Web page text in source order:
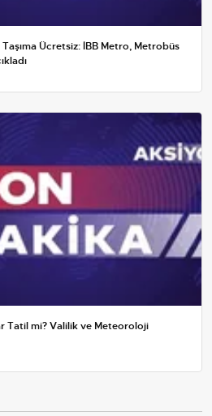
Ücretsiz: İBB Metro, Metrobüs
Tatil mi? Valilik ve Meteoroloji